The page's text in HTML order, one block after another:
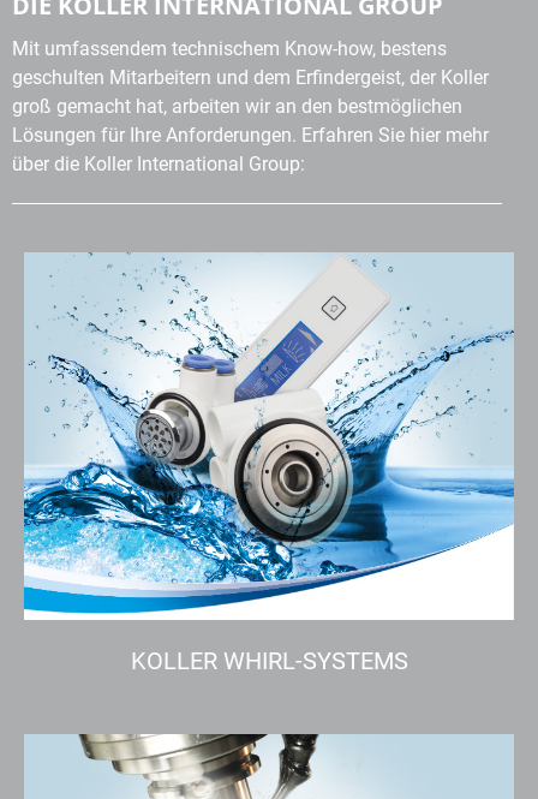
Mit umfassendem technischem Know-how, bestens
geschulten Mitarbeitern und dem Erfindergeist, der Koller
groß gemacht hat, arbeiten wir an den bestmöglichen
Lösungen für Ihre Anforderungen. Erfahren Sie hier mehr
über die Koller International Group:
KOLLER WHIRL-SYSTEMS